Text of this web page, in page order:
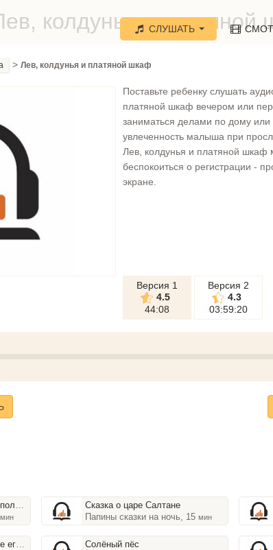
СЛУШАТЬ
колдунья и платяной
> Лев, колдунья и платяной шкаф
Поставьте ребенку слушать
платяной шкаф вечером или
заниматься делами по дому или
увлеченность малыша при
Лев, колдунья и платяной шкаф
беспокоиться о регистрации -
экране.
Версия 1
4.5
44:08
Версия 2
4.3
03:59:20
мин
Сказка о царе Салтане
Папины сказки на ночь, 15 мин
Солёный пёс